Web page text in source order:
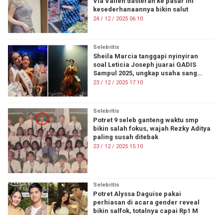
kesederhanaannya bikin salut
24 / 12 / 2025 06:10
Selebritis
Sheila Marcia tanggapi nyinyiran
soal Leticia Joseph juarai GADIS
Sampul 2025, ungkap usaha sang
anak
23 / 12 / 2025 17:10
Selebritis
Potret 9 seleb ganteng waktu smp
bikin salah fokus, wajah Rezky Aditya
paling susah ditebak
23 / 12 / 2025 15:10
Selebritis
Potret Alyssa Daguise pakai
perhiasan di acara gender reveal
bikin salfok, totalnya capai Rp1 M